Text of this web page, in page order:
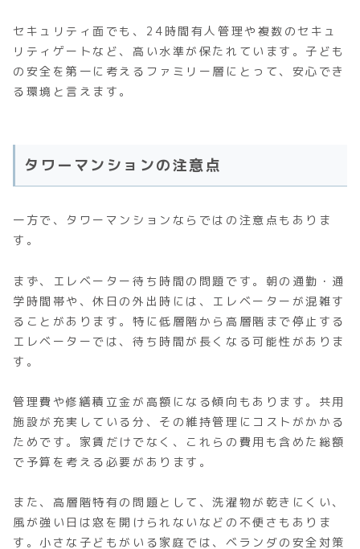
セキュリティ面でも、24時間有人管理や複数のセキュ
リティゲートなど、高い水準が保たれています。子ども
の安全を第一に考えるファミリー層にとって、安心でき
る環境と言えます。
タワーマンションの注意点
一方で、タワーマンションならではの注意点もありま
す。
まず、エレベーター待ち時間の問題です。朝の通勤・通
学時間帯や、休日の外出時には、エレベーターが混雑す
ることがあります。特に低層階から高層階まで停止する
エレベーターでは、待ち時間が長くなる可能性がありま
す。
管理費や修繕積立金が高額になる傾向もあります。共用
施設が充実している分、その維持管理にコストがかかる
ためです。家賃だけでなく、これらの費用も含めた総額
で予算を考える必要があります。
また、高層階特有の問題として、洗濯物が乾きにくい、
風が強い日は窓を開けられないなどの不便さもありま
す。小さな子どもがいる家庭では、ベランダの安全対策